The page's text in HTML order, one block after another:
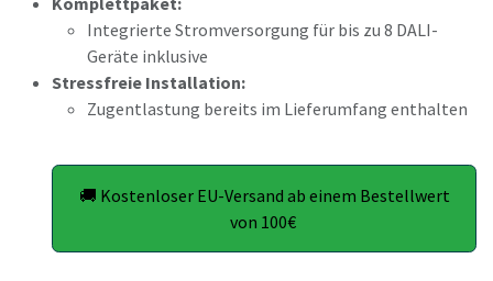
Integrierte Stromversorgung für bis zu 8 DALI-
Geräte inklusive
Stressfreie Installation:
Zugentlastung bereits im Lieferumfang enthalten
🚚 Kostenloser EU-Versand ab einem Bestellwert
von 100€